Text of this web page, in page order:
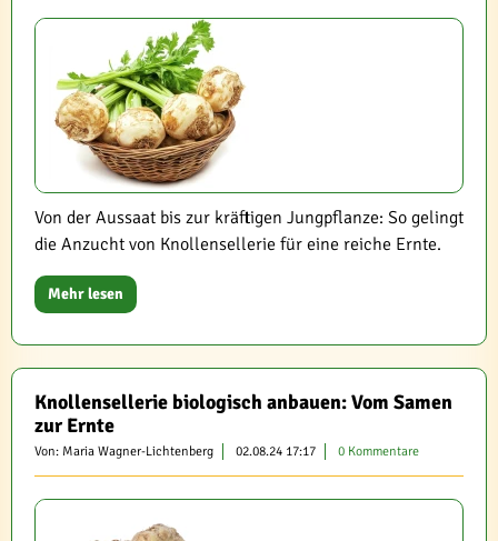
Von der Aussaat bis zur kräftigen Jungpflanze: So gelingt
die Anzucht von Knollensellerie für eine reiche Ernte.
Mehr lesen
Knollensellerie biologisch anbauen: Vom Samen
zur Ernte
Von: Maria Wagner-Lichtenberg 02.08.24 17:17 0 Kommentare